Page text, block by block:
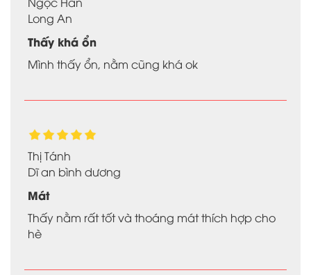
Long An
Thấy khá ổn
Mình thấy ổn, nằm cũng khá ok
Thị Tánh
Dĩ an bình dương
Mát
Thấy nằm rất tốt và thoáng mát thích hợp cho
hè